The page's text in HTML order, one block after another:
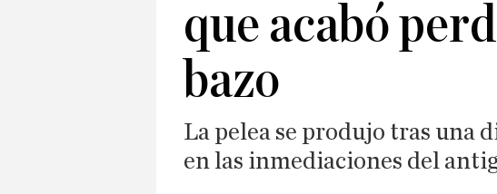
que acabó
bazo
La pelea se produjo tras una
en las inmediaciones del